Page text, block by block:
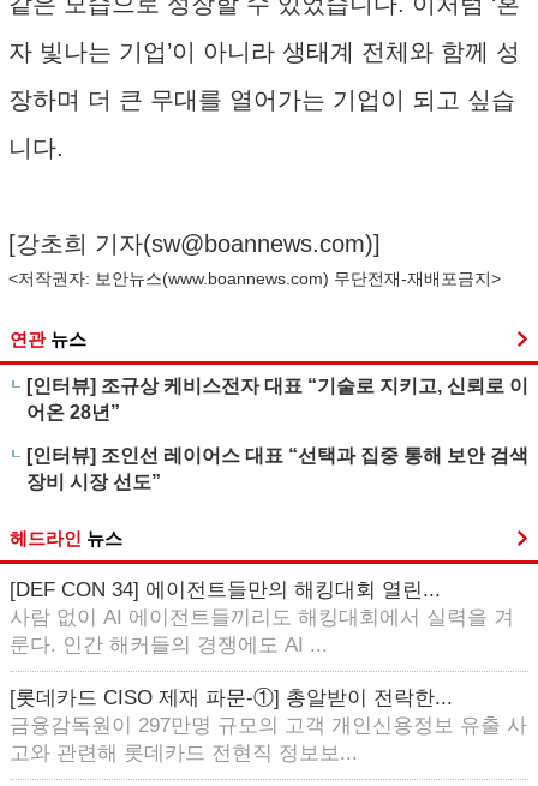
자 빛나는 기업’이 아니라 생태계 전체와 함께 성
장하며 더 큰 무대를 열어가는 기업이 되고 싶습
니다.
[강초희 기자(sw@boannews.com)]
<저작권자: 보안뉴스(www.boannews.com) 무단전재-재배포금지>
연관 뉴스
[인터뷰] 조규상 케비스전자 대표 “기술로 지키고, 신뢰로 이
어온 28년”
[인터뷰] 조인선 레이어스 대표 “선택과 집중 통해 보안 검색
장비 시장 선도”
헤드라인 뉴스
[DEF CON 34] 에이전트들만의 해킹대회 열린...
사람 없이 AI 에이전트들끼리도 해킹대회에서 실력을 겨
룬다. 인간 해커들의 경쟁에도 AI ...
[롯데카드 CISO 제재 파문-①] 총알받이 전락한...
금융감독원이 297만명 규모의 고객 개인신용정보 유출 사
고와 관련해 롯데카드 전현직 정보보...